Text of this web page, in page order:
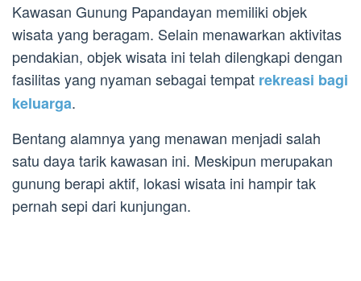
Kawasan Gunung Papandayan memiliki objek
wisata yang beragam. Selain menawarkan aktivitas
pendakian, objek wisata ini telah dilengkapi dengan
fasilitas yang nyaman sebagai tempat rekreasi bagi
keluarga.
Bentang alamnya yang menawan menjadi salah
satu daya tarik kawasan ini. Meskipun merupakan
gunung berapi aktif, lokasi wisata ini hampir tak
pernah sepi dari kunjungan.